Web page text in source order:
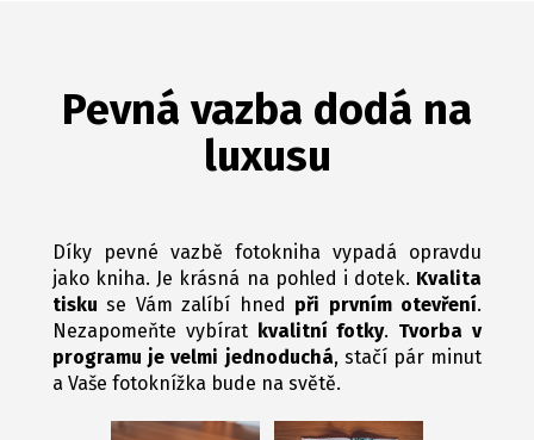
Pevná vazba dodá na
luxusu
Díky pevné vazbě fotokniha vypadá opravdu
jako kniha. Je krásná na pohled i dotek. Kvalita
tisku se Vám zalíbí hned při prvním otevření.
Nezapomeňte vybírat kvalitní fotky. Tvorba v
programu je velmi jednoduchá, stačí pár minut
a Vaše fotoknížka bude na světě.